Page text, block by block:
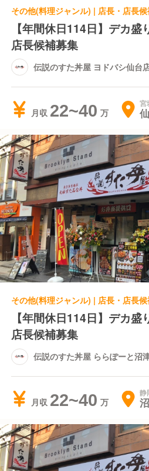
【年間休日114日】デカ
店長候補募集
伝説のすた丼屋 ヨドバシ仙台
月収 22~40 宮
【年間休日114日】デカ
店長候補募集
伝説のすた丼屋 ららぽーと沼
月収 22~40 静